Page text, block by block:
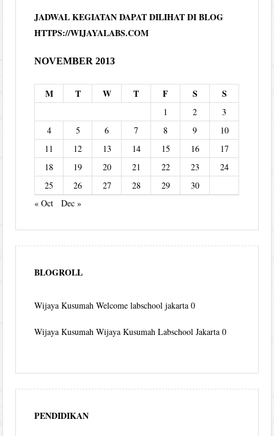
JADWAL KEGIATAN DAPAT DILIHAT DI BLOG
HTTPS://WIJAYALABS.COM
NOVEMBER 2013
M T W T F S S
1 2
3
4
5 6 7 8 9
10
11
12 13 14 15 16
17
18
19 20 21 22 23
24
25
26 27 28 29
30
« Oct
Dec »
BLOGROLL
Wijaya Kusumah Welcome labschool jakarta 0
Wijaya Kusumah Wijaya Kusumah Labschool Jakarta 0
PENDIDIKAN